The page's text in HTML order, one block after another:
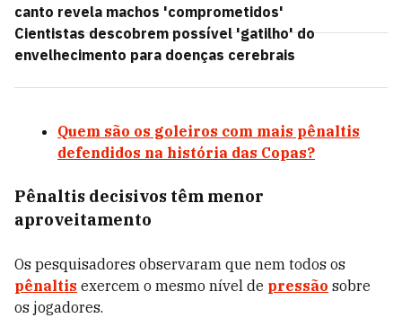
canto revela machos 'comprometidos'
Cientistas descobrem possível 'gatilho' do
envelhecimento para doenças cerebrais
Quem são os goleiros com mais pênaltis
defendidos na história das Copas?
Pênaltis decisivos têm menor
aproveitamento
Os pesquisadores observaram que nem todos os
pênaltis exercem o mesmo nível de pressão sobre
os jogadores.